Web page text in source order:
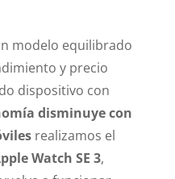
modelo equilibrado
y precio
dispositivo con
disminuye con
realizamos el
Watch SE 3,